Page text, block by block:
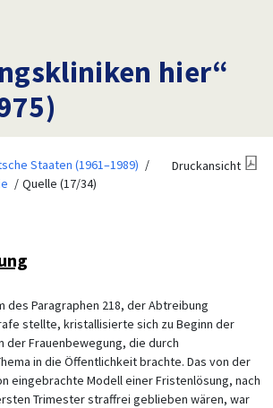
hier“
Staaten (1961–1989)
Quelle (17/34)
Druckansicht
Paragraphen 218, der Abtreibung
stellte, kristallisierte sich zu Beginn der
der Frauenbewegung, die durch
in die Öffentlichkeit brachte. Das von der
eingebrachte Modell einer Fristenlösung, nach
Trimester straffrei geblieben wären, war